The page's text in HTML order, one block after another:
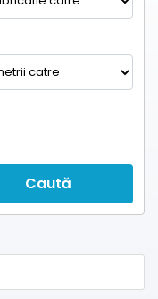
Caută